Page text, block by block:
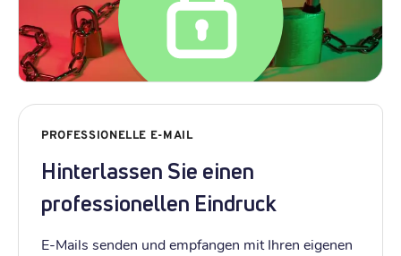
PROFESSIONELLE E-MAIL
Hinterlassen Sie einen
professionellen Eindruck
E-Mails senden und empfangen mit Ihren eigenen